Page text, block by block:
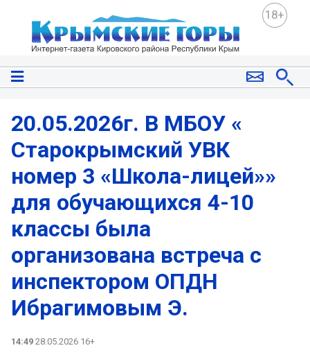
18+
20.05.2026г. В МБОУ «
Старокрымский УВК
номер 3 «Школа-лицей»»
для обучающихся 4-10
классы была
организована встреча с
инспектором ОПДН
Ибрагимовым Э.
14:49 28.05.2026 16+